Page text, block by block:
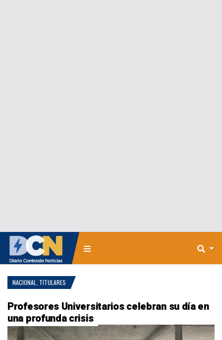
NACIONAL TITULARES
Profesores Universitarios celebran su día en
una profunda crisis